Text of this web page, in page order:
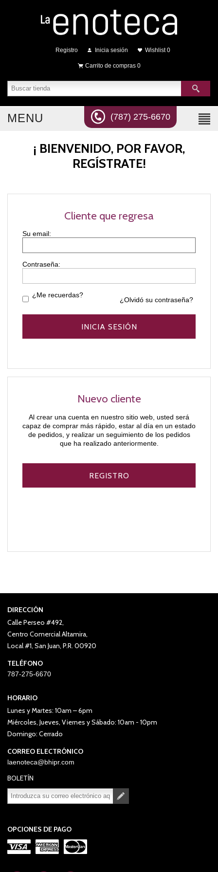
Registro Inicia sesión Wishlist 0
Carrito de compras 0
(787) 275-6670
MENU
¡ BIENVENIDO, POR FAVOR,
REGÍSTRATE!
Nuevo cliente
Al crear una cuenta en nuestro sitio web, usted será
capaz de comprar más rápido, estar al día en un estado
de pedidos, y realizar un seguimiento de los pedidos
que ha realizado anteriormente.
Cliente que regresa
Contraseña:
¿Me recuerdas?
¿Olvidó su contraseña?
DIRECCIÓN
Calle Perseo #492,
Centro Comercial Altamira,
Local #1, San Juan, P.R. 00920
TELÉFONO
787-275-6670
HORARIO
Lunes y Martes: 10am – 6pm
Miércoles, Jueves, Viernes y Sábado: 10am - 10pm
Domingo: Cerrado
CORREO ELECTRÓNICO
laenoteca@bhipr.com
BOLETÍN
OPCIONES DE PAGO